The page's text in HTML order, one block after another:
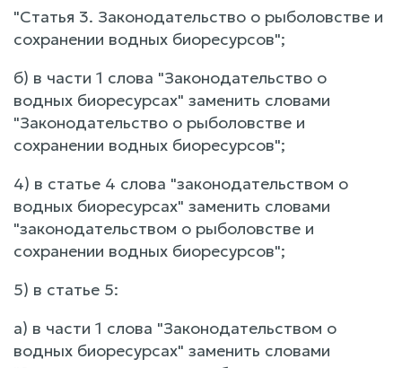
"Статья 3. Законодательство о рыболовстве и
сохранении водных биоресурсов";
б) в части 1 слова "Законодательство о
водных биоресурсах" заменить словами
"Законодательство о рыболовстве и
сохранении водных биоресурсов";
4) в статье 4 слова "законодательством о
водных биоресурсах" заменить словами
"законодательством о рыболовстве и
сохранении водных биоресурсов";
5) в статье 5:
а) в части 1 слова "Законодательством о
водных биоресурсах" заменить словами